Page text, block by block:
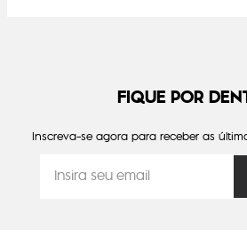
FIQUE POR
Inscreva-se agora para receber as